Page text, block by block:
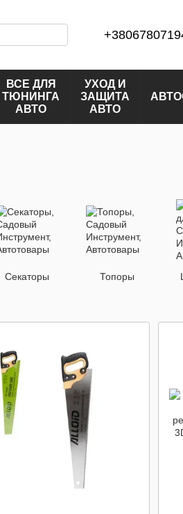
ВСЕ ДЛЯ
ТЮНИНГА
АВТО
УХОД И
ЗАЩИТА
АВТО
Секаторы Топоры